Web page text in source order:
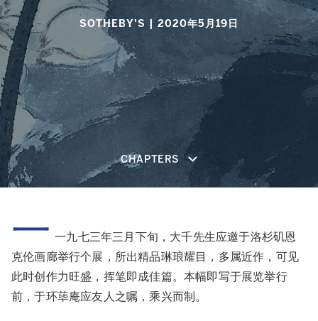
SOTHEBY'S | 2020年5月19日
CHAPTERS
一 一九七三年三月下旬，大千先生应邀于洛杉矶恩
克伦画廊举行个展，所出精品琳琅耀目，多属近作，可见
此时创作力旺盛，挥笔即成佳篇。本幅即写于展览举行
前，于环荜庵应友人之嘱，乘兴而制。